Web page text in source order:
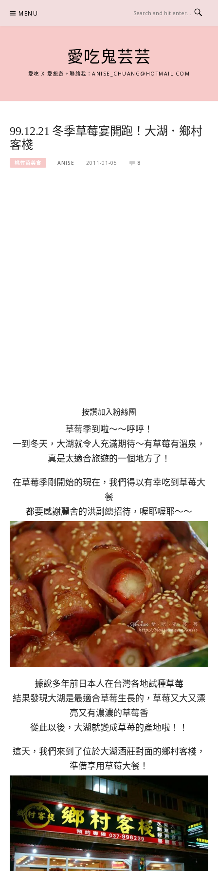
content
MENU
愛吃鬼芸芸
愛吃 X 愛旅遊。聯絡我：ANISE_CHUANG@HOTMAIL.COM
99.12.21 冬季草莓宴開跑！大湖．鄉村
客棧
桃竹苗美食 ANISE 2011-01-05 8
按讚加入粉絲團
草莓季到啦～～呼呼！
一到冬天，大湖就令人充滿期待～有草莓有溫泉，
真是太適合旅遊的一個地方了！
在草莓季剛開始的現在，我們得以有幸吃到草苺大
餐
都要感謝麗舍的洪副總招待，喔耶喔耶～～
據說多年前日本人在台灣各地試種草莓
結果發現大湖是最適合草莓生長的，草莓又大又漂
亮又有濃濃的草莓香
從此以後，大湖就變成草苺的產地啦！！
這天，我們來到了位於大湖酒莊對面的鄉村客棧，
準備享用草莓大餐！